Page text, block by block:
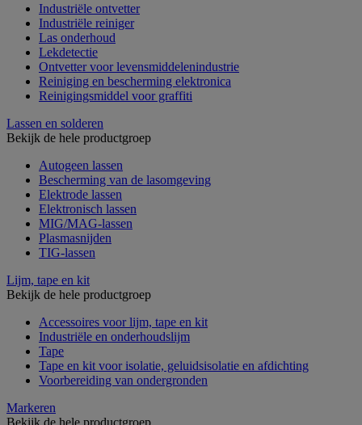
Industriële ontvetter
Industriële reiniger
Las onderhoud
Lekdetectie
Ontvetter voor levensmiddelenindustrie
Reiniging en bescherming elektronica
Reinigingsmiddel voor graffiti
Lassen en solderen
Bekijk de hele productgroep
Autogeen lassen
Bescherming van de lasomgeving
Elektrode lassen
Elektronisch lassen
MIG/MAG-lassen
Plasmasnijden
TIG-lassen
Lijm, tape en kit
Bekijk de hele productgroep
Accessoires voor lijm, tape en kit
Industriële en onderhoudslijm
Tape
Tape en kit voor isolatie, geluidsisolatie en afdichting
Voorbereiding van ondergronden
Markeren
Bekijk de hele productgroep